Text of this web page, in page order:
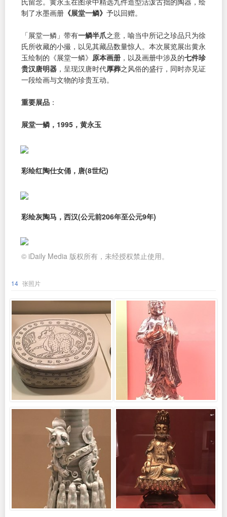
制了水墨画册 《展堂一鳞》 予以回赠。
「展堂一鳞」带有一鳞半爪之意，喻当中所记之珍品只为徐
氏所收藏的小撮，以见其藏品数量惊人。本次展览展出黄永
玉绘制的《展堂一鳞》 原本画册 ，以及画册中涉及的七件珍
贵汉唐明器 ，呈现汉唐时代厚葬之风俗的盛行，同时亦见证
一段绘画与文物的珍贵互动。
重要展品 ：
展堂一鳞，1995，黄永玉
彩绘红陶仕女俑，唐(8世纪)
彩绘灰陶马，西汉(公元前206年至公元9年)
© iDaily Media 版权所有，未经授权禁止使用。
14 张照片